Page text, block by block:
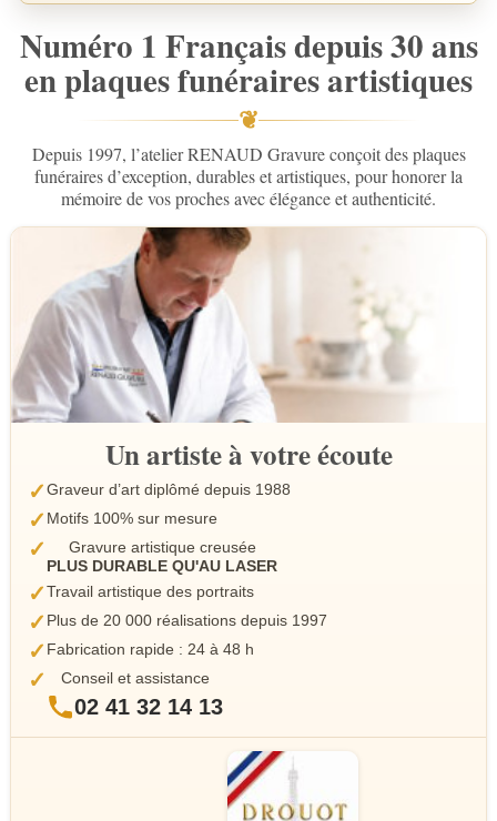
Numéro 1 Français depuis 30 ans
en plaques funéraires artistiques
❦
Depuis 1997, l’atelier RENAUD Gravure conçoit des plaques
funéraires d’exception, durables et artistiques, pour honorer la
mémoire de vos proches avec élégance et authenticité.
Un artiste à votre écoute
✓Graveur d’art diplômé depuis 1988
✓ Motifs 100% sur mesure
✓
Gravure artistique creusée
PLUS DURABLE QU'AU LASER
✓Travail artistique des portraits
✓ Plus de 20 000 réalisations depuis 1997
✓ Fabrication rapide : 24 à 48 h
✓ Conseil et assistance
02 41 32 14 13